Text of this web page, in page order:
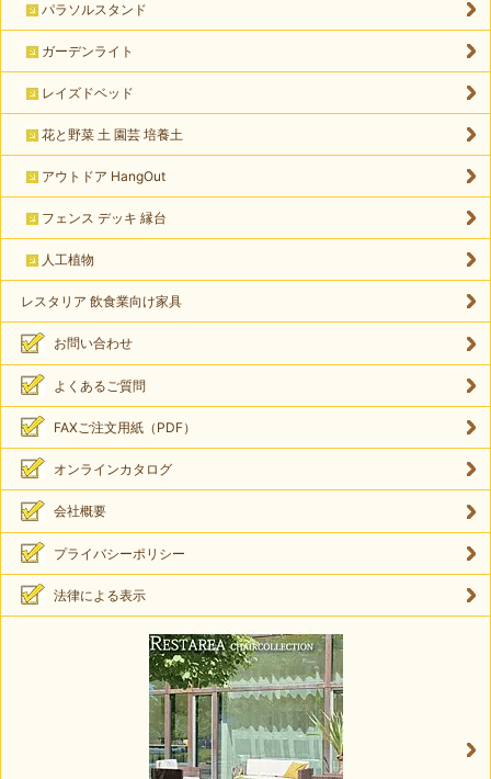
パラソルスタンド
ガーデンライト
レイズドベッド
花と野菜 土 園芸 培養土
アウトドア HangOut
フェンス デッキ 縁台
人工植物
レスタリア 飲食業向け家具
お問い合わせ
よくあるご質問
FAXご注文用紙（PDF）
オンラインカタログ
会社概要
プライバシーポリシー
法律による表示